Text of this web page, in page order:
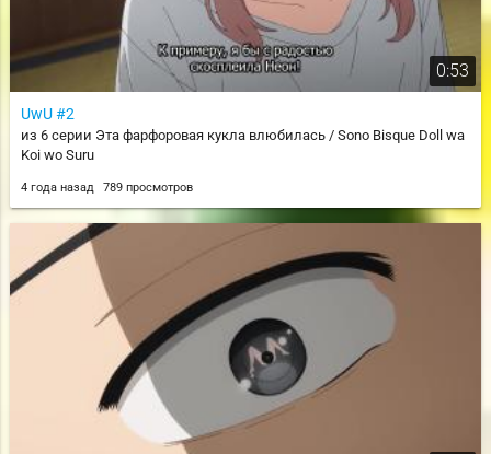
0:53
UwU #2
из 6 серии Эта фарфоровая кукла влюбилась / Sono Bisque Doll wa
Koi wo Suru
4 года назад 789 просмотров